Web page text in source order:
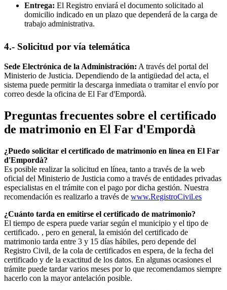
Entrega: El Registro enviará el documento solicitado al
domicilio indicado en un plazo que dependerá de la carga de
trabajo administrativa.
4.- Solicitud por vía telemática
Sede Electrónica de la Administración: A través del portal del
Ministerio de Justicia. Dependiendo de la antigüedad del acta, el
sistema puede permitir la descarga inmediata o tramitar el envío por
correo desde la oficina de El Far d'Empordà.
Preguntas frecuentes sobre el certificado
de matrimonio en El Far d'Empordà
¿Puedo solicitar el certificado de matrimonio en línea en El Far
d'Empordà?
Es posible realizar la solicitud en línea, tanto a través de la web
oficial del Ministerio de Justicia como a través de entidades privadas
especialistas en el trámite con el pago por dicha gestión. Nuestra
recomendación es realizarlo a través de www.RegistroCivil.es
¿Cuánto tarda en emitirse el certificado de matrimonio?
El tiempo de espera puede variar según el municipio y el tipo de
certificado. , pero en general, la emisión del certificado de
matrimonio tarda entre 3 y 15 días hábiles, pero depende del
Registro Civil, de la cola de certificados en espera, de la fecha del
certificado y de la exactitud de los datos. En algunas ocasiones el
trámite puede tardar varios meses por lo que recomendamos siempre
hacerlo con la mayor antelación posible.